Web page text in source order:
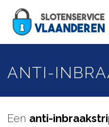
ANTI-
Een anti-